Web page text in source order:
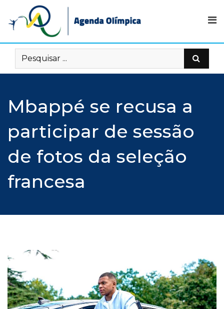
content
Mbappé se recusa a
participar de sessão
de fotos da seleção
francesa